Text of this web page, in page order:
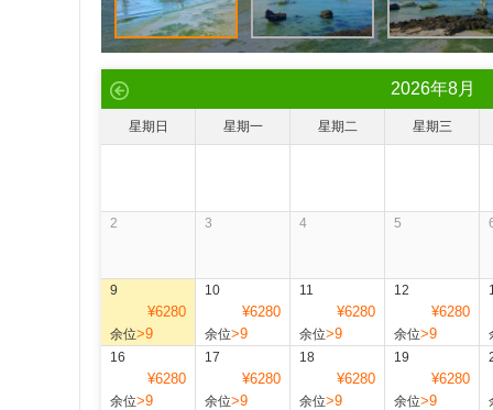
2026年8月
星期日 星期一 星期二 星期三
2 3 4 5
9
¥6280
余位>9
10
¥6280
余位>9
11
¥6280
余位>9
12
¥6280
余位>9
16
¥6280
余位>9
17
¥6280
余位>9
18
¥6280
余位>9
19
¥6280
余位>9